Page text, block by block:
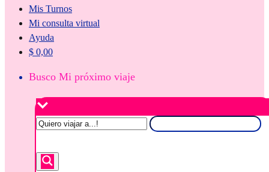
Mis Turnos
Mi consulta virtual
Ayuda
$ 0,00
Busco Mi próximo viaje